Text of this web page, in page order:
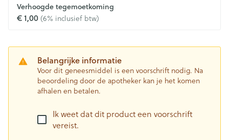
Verhoogde tegemoetkoming
€ 1,00(6% inclusief btw)
Belangrijke informatie
Voor dit geneesmiddel is een voorschrift nodig. Na
beoordeling door de apotheker kan je het komen
afhalen en betalen.
Ik weet dat dit product een voorschrift
vereist.